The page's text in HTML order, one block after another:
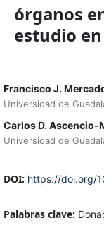
órganos
estudio
Francisco J.
Universidad de
Carlos D. Ascencio-
Universidad de
DOI: https://doi.org/
Palabras clave: